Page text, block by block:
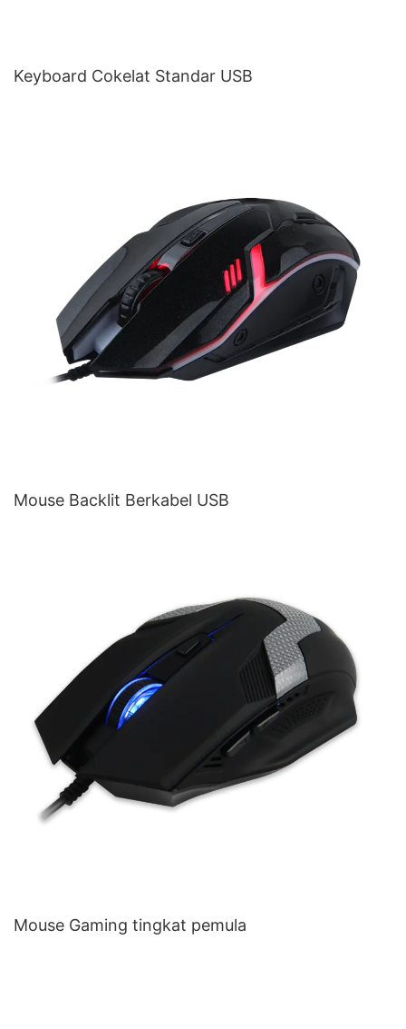
Keyboard Cokelat Standar USB
Mouse Backlit Berkabel USB
Mouse Gaming tingkat pemula